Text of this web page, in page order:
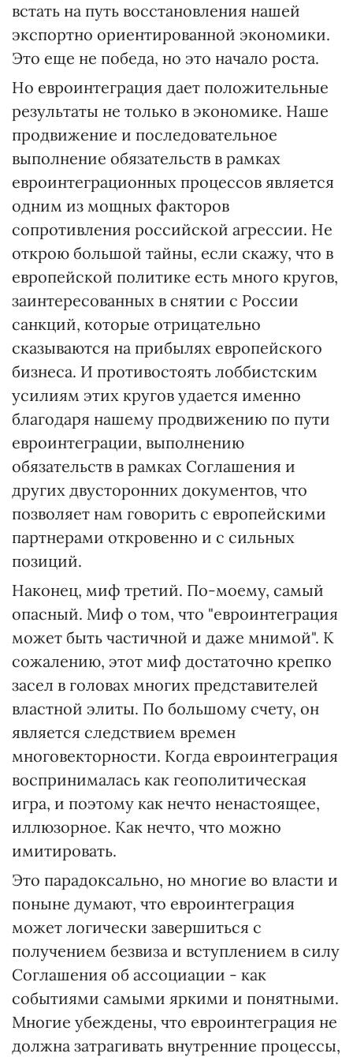
встать на путь восстановления нашей
экспортно ориентированной экономики.
Это еще не победа, но это начало роста.
Но евроинтеграция дает положительные
результаты не только в экономике. Наше
продвижение и последовательное
выполнение обязательств в рамках
евроинтеграционных процессов является
одним из мощных факторов
сопротивления российской агрессии. Не
открою большой тайны, если скажу, что в
европейской политике есть много кругов,
заинтересованных в снятии с России
санкций, которые отрицательно
сказываются на прибылях европейского
бизнеса. И противостоять лоббистским
усилиям этих кругов удается именно
благодаря нашему продвижению по пути
евроинтеграции, выполнению
обязательств в рамках Соглашения и
других двусторонних документов, что
позволяет нам говорить с европейскими
партнерами откровенно и с сильных
позиций.
Наконец, миф третий. По-моему, самый
опасный. Миф о том, что "евроинтеграция
может быть частичной и даже мнимой". К
сожалению, этот миф достаточно крепко
засел в головах многих представителей
властной элиты. По большому счету, он
является следствием времен
многовекторности. Когда евроинтеграция
воспринималась как геополитическая
игра, и поэтому как нечто ненастоящее,
иллюзорное. Как нечто, что можно
имитировать.
Это парадоксально, но многие во власти и
поныне думают, что евроинтеграция
может логически завершиться с
получением безвиза и вступлением в силу
Соглашения об ассоциации - как
событиями самыми яркими и понятными.
Многие убеждены, что евроинтеграция не
должна затрагивать внутренние процессы,